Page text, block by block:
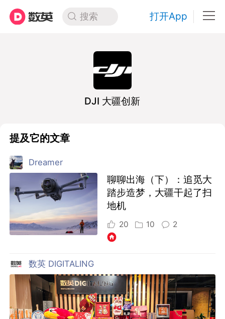
搜索 打开App
DJI 大疆创新
提及它的文章
Dreamer
聊聊出海（下）：追觅大
踏步造梦，大疆干起了扫
地机
20 10 2
数英 DIGITALING